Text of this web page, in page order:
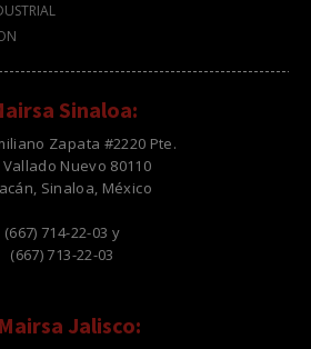
Sinaloa:
Zapata #2220 Pte.
Vallado Nuevo 80110
Sinaloa, México
(667) 714-22-03 y
(667) 713-22-03
Mairsa Jalisco: